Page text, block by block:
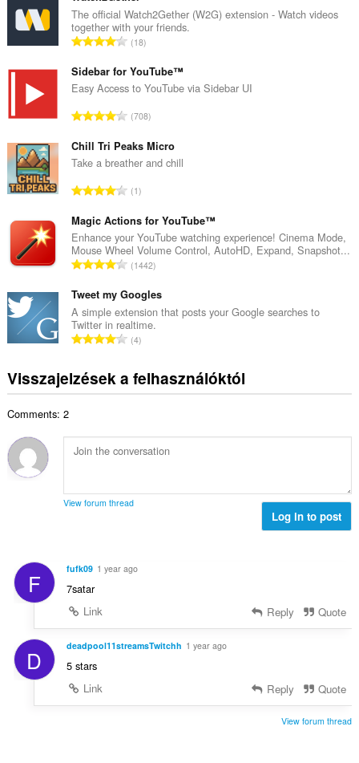
The official Watch2Gether (W2G) extension - Watch videos
together with your friends.
Ö
s
z
s
r
t
é
k
e
l
é
s
z
á
m
a
18
Sidebar for YouTube™
Easy Access to YouTube via Sidebar UI
Ö
s
z
s
r
t
é
k
e
l
é
s
z
á
:
708
Chill Tri Peaks Micro
Take a breather and chill
Ö
s
z
e
s
r
t
é
k
l
é
z
a
:
1
Magic Actions for YouTube™
Enhance your YouTube watching experience! Cinema Mode,
Mouse Wheel Volume Control, AutoHD, Expand, Snapshot...
Ö
s
z
e
s
r
t
e
l
s
a
1442
Tweet my Googles
A simple extension that posts your Google searches to
Twitter in realtime.
Ö
z
é
r
k
s
s
m
a
4
Visszajelzések a felhasználóktól
Comments: 2
View forum thread
Log in to post
F fufk09 1 year ago
7satar
Link
Reply Quote
D deadpool11streamsTwitchh 1 year ago
5 stars
Link
Reply Quote
View forum thread